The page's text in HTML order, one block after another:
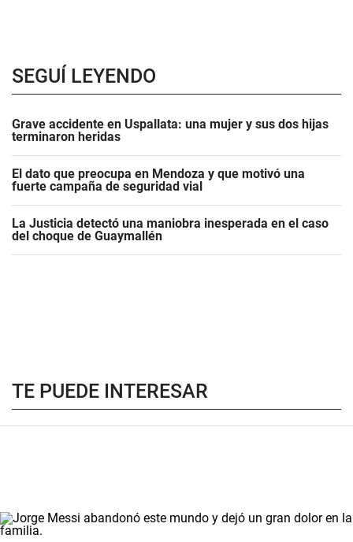
SEGUÍ LEYENDO
Grave accidente en Uspallata: una mujer y sus dos hijas
terminaron heridas
El dato que preocupa en Mendoza y que motivó una
fuerte campaña de seguridad vial
La Justicia detectó una maniobra inesperada en el caso
del choque de Guaymallén
TE PUEDE INTERESAR